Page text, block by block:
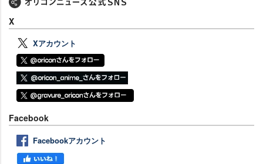
X
Xアカウント
Facebook
Facebookアカウント